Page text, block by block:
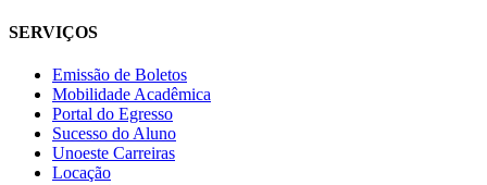
SERVIÇOS
Emissão de Boletos
Mobilidade Acadêmica
Portal do Egresso
Sucesso do Aluno
Unoeste Carreiras
Locação